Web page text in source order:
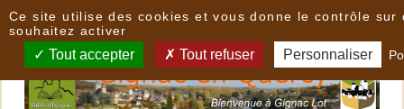
Ce site utilise des cookies et vous donne le contrôle sur
souhaitez activer
Tout accepter Tout refuser Personnaliser